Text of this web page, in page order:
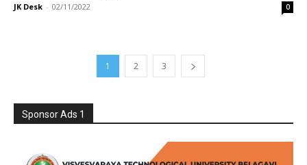
JK Desk - 02/11/2022 0
1 2 3
Sponsor Ads 1